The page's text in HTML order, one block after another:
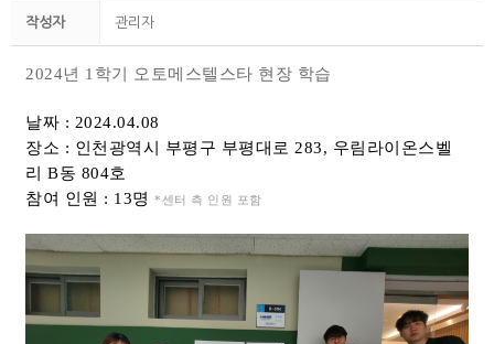
작성자 관리자
2024년 1학기 오토메스텔스타 현장 학습
날짜 : 2024.04.08
장소 : 인천광역시 부평구 부평대로 283, 우림라이온스벨
리 B동 804호
참여 인원 : 13명
*센터 측 인원 포함